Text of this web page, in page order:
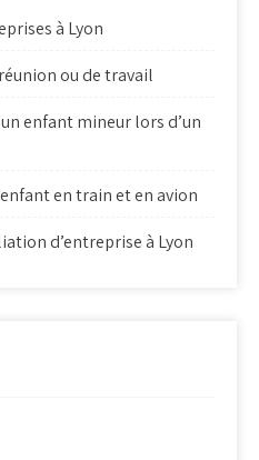
à Lyon
ou de travail
enfant mineur lors d’un
en train et en avion
d’entreprise à Lyon